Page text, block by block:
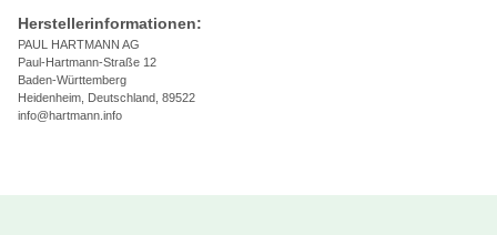
Herstellerinformationen:
PAUL HARTMANN AG
Paul-Hartmann-Straße 12
Baden-Württemberg
Heidenheim, Deutschland, 89522
info@hartmann.info